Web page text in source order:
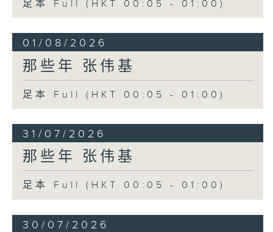
足本 Full (HKT 00:05 - 01:00)
01/08/2026
那些年 张伟基
足本 Full (HKT 00:05 - 01:00)
31/07/2026
那些年 张伟基
足本 Full (HKT 00:05 - 01:00)
30/07/2026